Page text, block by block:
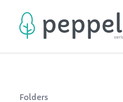
Folders